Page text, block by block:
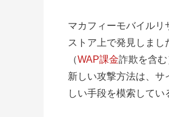
マカフィーモバイル
ストア上で発見しまし
（WAP課金詐欺を含
新しい攻撃方法は、
しい手段を模索してい